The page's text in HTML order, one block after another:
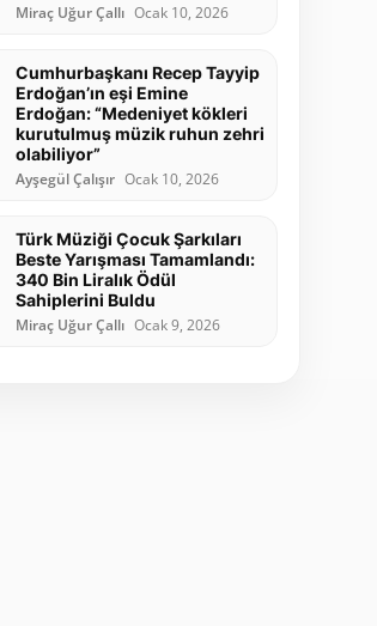
Miraç Uğur Çallı Ocak 10, 2026
Cumhurbaşkanı Recep Tayyip
Erdoğan’ın eşi Emine
Erdoğan: “Medeniyet kökleri
kurutulmuş müzik ruhun zehri
olabiliyor”
Ayşegül Çalışır Ocak 10, 2026
Türk Müziği Çocuk Şarkıları
Beste Yarışması Tamamlandı:
340 Bin Liralık Ödül
Sahiplerini Buldu
Miraç Uğur Çallı Ocak 9, 2026